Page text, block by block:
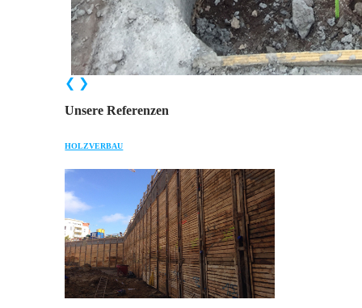
❮ ❯
Unsere Referenzen
HOLZVERBAU